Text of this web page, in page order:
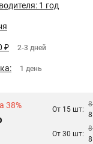
1 год
₽ 2-3 дней
1 день
38% От 15 шт:
От 30 шт: